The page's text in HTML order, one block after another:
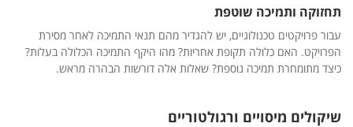
תחזוקה ותמיכה שוטפת
עבור פרויקטים טכנולוגיים, יש להגדיר מהם תנאי התמיכה לאחר מסירת
הפרויקט. האם כלולה תקופת אחריות? מהו היקף התמיכה הכלולה בעלות?
כיצד מתומחרת תמיכה נוספת? שאלות אלה דורשות הבהרה מראש.
שיקולים מיסויים ורגולטוריים